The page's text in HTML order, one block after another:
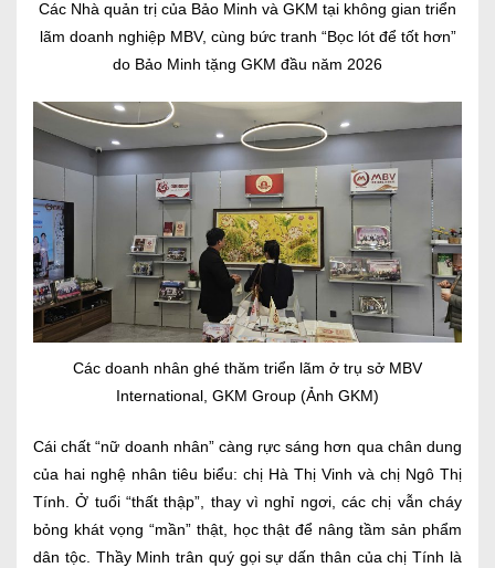
Các Nhà quản trị của Bảo Minh và GKM tại không gian triển
lãm doanh nghiệp MBV, cùng bức tranh “Bọc lót để tốt hơn”
do Bảo Minh tặng GKM đầu năm 2026
Các doanh nhân ghé thăm triển lãm ở trụ sở MBV
International, GKM Group (Ảnh GKM)
Cái chất “nữ doanh nhân” càng rực sáng hơn qua chân dung
của hai nghệ nhân tiêu biểu: chị Hà Thị Vinh và chị Ngô Thị
Tính. Ở tuổi “thất thập”, thay vì nghỉ ngơi, các chị vẫn cháy
bỏng khát vọng “mần” thật, học thật để nâng tầm sản phẩm
dân tộc. Thầy Minh trân quý gọi sự dấn thân của chị Tính là